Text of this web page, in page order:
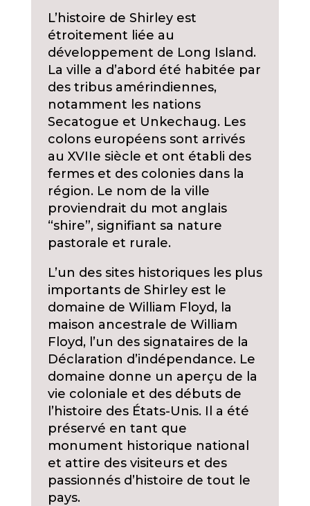
L’histoire de Shirley est
étroitement liée au
développement de Long Island.
La ville a d’abord été habitée par
des tribus amérindiennes,
notamment les nations
Secatogue et Unkechaug. Les
colons européens sont arrivés
au XVIIe siècle et ont établi des
fermes et des colonies dans la
région. Le nom de la ville
proviendrait du mot anglais
“shire”, signifiant sa nature
pastorale et rurale.
L’un des sites historiques les plus
importants de Shirley est le
domaine de William Floyd, la
maison ancestrale de William
Floyd, l’un des signataires de la
Déclaration d’indépendance. Le
domaine donne un aperçu de la
vie coloniale et des débuts de
l’histoire des États-Unis. Il a été
préservé en tant que
monument historique national
et attire des visiteurs et des
passionnés d’histoire de tout le
pays.